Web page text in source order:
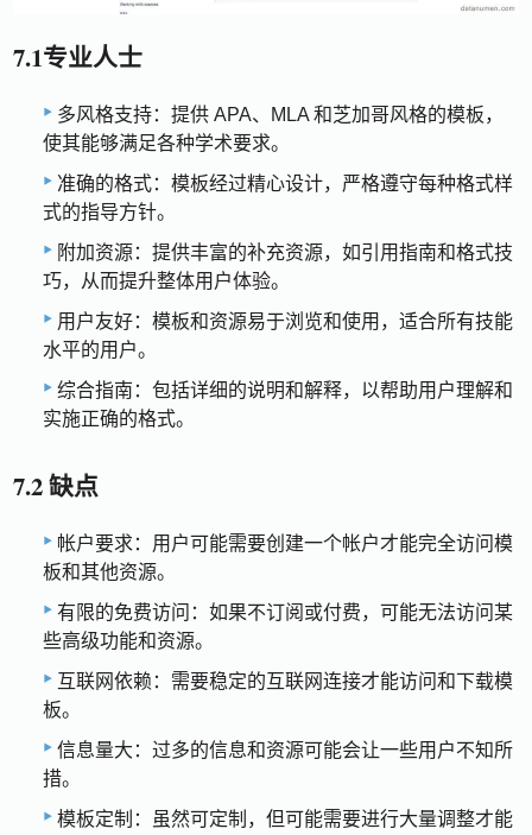
7.1专业人士
多风格支持：提供 APA、MLA 和芝加哥风格的模板，
使其能够满足各种学术要求。
准确的格式：模板经过精心设计，严格遵守每种格式样
式的指导方针。
附加资源：提供丰富的补充资源，如引用指南和格式技
巧，从而提升整体用户体验。
用户友好：模板和资源易于浏览和使用，适合所有技能
水平的用户。
综合指南：包括详细的说明和解释，以帮助用户理解和
实施正确的格式。
7.2 缺点
帐户要求：用户可能需要创建一个帐户才能完全访问模
板和其他资源。
有限的免费访问：如果不订阅或付费，可能无法访问某
些高级功能和资源。
互联网依赖：需要稳定的互联网连接才能访问和下载模
板。
信息量大：过多的信息和资源可能会让一些用户不知所
措。
模板定制：虽然可定制，但可能需要进行大量调整才能